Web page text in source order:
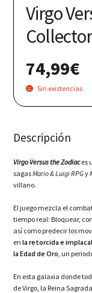
Virgo
74,99€
Sin existencias
Descripción
Virgo Versus the Zodiaces
sagasMario & Luigi RPGy
villano.
El juego mezcla el
tiempo real: Bloquear,
así como predecir los
enla retorcida e
la Edad de Oro, un
En esta galaxia donde
de Virgo, la Reina